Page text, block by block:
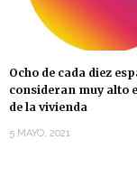
Ocho de cada diez
consideran muy alto
de la vivienda
5 MAYO, 2021